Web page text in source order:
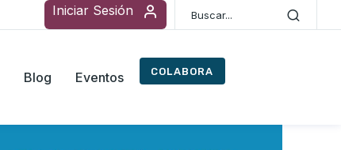
Iniciar Sesión
Blog Eventos COLABORA